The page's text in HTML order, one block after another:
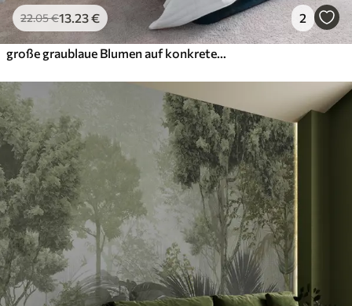
22.05€13 .23€ 2